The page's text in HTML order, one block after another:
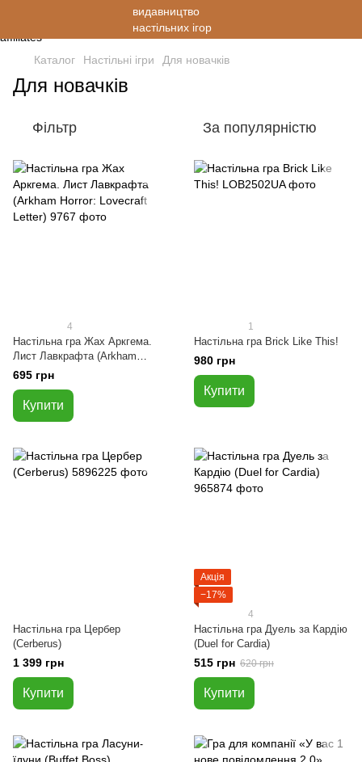
Каталог Настільні ігри Для новачків
Для новачків
Фільтр За популярністю
4
Настільна гра Жах Аркгема.
Лист Лавкрафта (Arkham
Horror: Lovecraft Letter)
695 грн
Купити
1
Настільна гра Brick Like This!
980 грн
Купити
Настільна гра Цербер
(Cerberus)
1 399 грн
Купити
Акція
−17%
4
Настільна гра Дуель за Кардію
(Duel for Cardia)
515 грн 620 грн
Купити